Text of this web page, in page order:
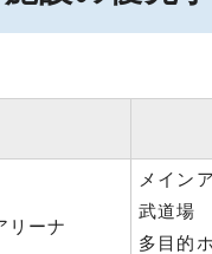
リーナ
メイン
武道場
多目的